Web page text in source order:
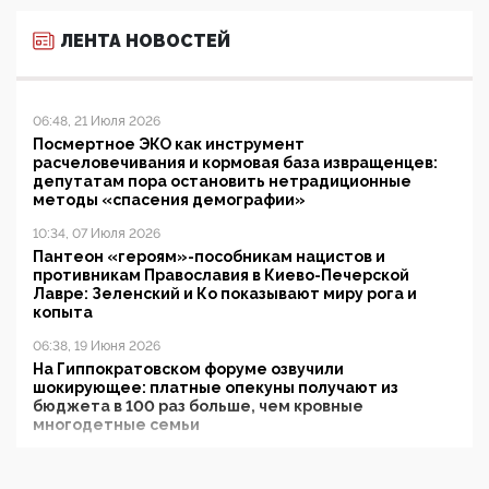
ЛЕНТА НОВОСТЕЙ
06:48, 21 Июля 2026
Посмертное ЭКО как инструмент
расчеловечивания и кормовая база извращенцев:
депутатам пора остановить нетрадиционные
методы «спасения демографии»
10:34, 07 Июля 2026
Пантеон «героям»-пособникам нацистов и
противникам Православия в Киево-Печерской
Лавре: Зеленский и Ко показывают миру рога и
копыта
06:38, 19 Июня 2026
На Гиппократовском форуме озвучили
шокирующее: платные опекуны получают из
бюджета в 100 раз больше, чем кровные
многодетные семьи